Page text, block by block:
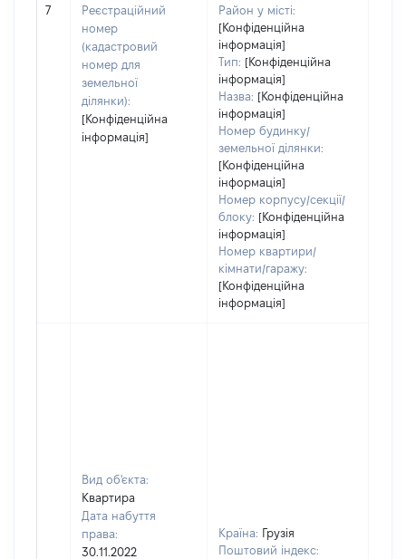
7
Реєстраційний
номер
(кадастровий
номер для
земельної
ділянки):
[Конфіденційна
інформація]
Район у місті:
[Конфіденційна
інформація]
Тип: [Конфіденційна
інформація]
Назва: [Конфіденційна
інформація]
Номер будинку/
земельної ділянки:
[Конфіденційна
інформація]
Номер корпусу/секції/
блоку: [Конфіденційна
інформація]
Номер квартири/
кімнати/гаражу:
[Конфіденційна
інформація]
Вид об'єкта:
Квартира
Дата набуття
права:
30.11.2022
Країна: Грузія
Поштовий індекс: